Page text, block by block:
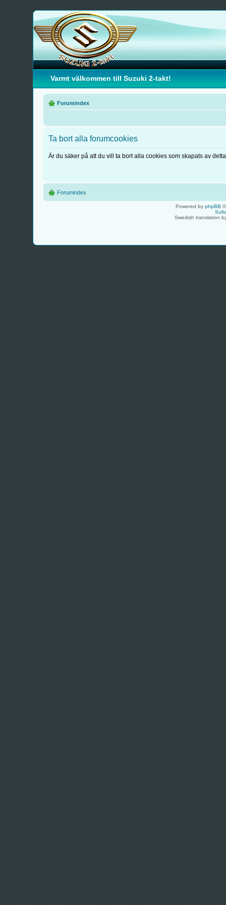
Varmt välkommen till Suzuki 2-takt!
Forumindex
Ta bort alla forumcookies
Är du säker på att du vill ta bort alla cookies som skapats av
Forumindex
Powered by phpBB
Swedish translation